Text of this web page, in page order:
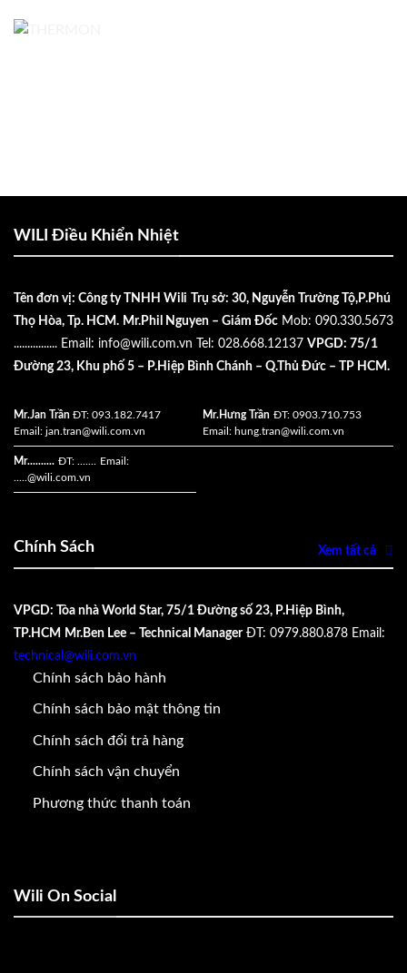
WILI Điều Khiển Nhiệt
Tên đơn vị: Công ty TNHH Wili
Trụ sở: 30, Nguyễn Trường Tộ,P.Phú
Thọ Hòa, Tp. HCM. Mr.Phil Nguyen – Giám Đốc Mob: 090.330.5673
................ Email: info@wili.com.vn Tel: 028.668.12137 VPGD: 75/1
Đường 23, Khu phố 5 – P.Hiệp Bình Chánh – Q.Thủ Đức – TP HCM.
Mr.Jan Trần ĐT: 093.182.7417
Email: jan.tran@wili.com.vn
Mr.Hưng Trần ĐT: 0903.710.753
Email: hung.tran@wili.com.vn
Mr.......... ĐT: ....... Email:
.....@wili.com.vn
Chính Sách Xem tất cả
VPGD: Tòa nhà World Star, 75/1 Đường số 23, P.Hiệp Bình,
TP.HCM Mr.Ben Lee – Technical Manager ĐT: 0979.880.878 Email:
technical@wili.com.vn
Chính sách bảo hành
Chính sách bảo mật thông tin
Chính sách đổi trả hàng
Chính sách vận chuyển
Phương thức thanh toán
Wili On Social